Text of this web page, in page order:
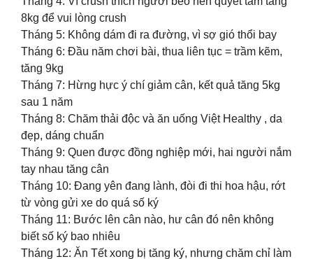
8kg để vui lòng crush
Tháng 5: Không dám đi ra đường, vì sợ gió thổi bay
Tháng 6: Đầu năm chơi bài, thua liên tục = trầm kẽm,
tăng 9kg
Tháng 7: Hừng hực ý chí giảm cân, kết quả tăng 5kg
sau 1 năm
Tháng 8: Chăm thải độc và ăn uống Việt Healthy , da
đẹp, dáng chuẩn
Tháng 9: Quen được đồng nghiệp mới, hai người nắm
tay nhau tăng cân
Tháng 10: Đang yên đang lành, đòi đi thi hoa hậu, rớt
từ vòng gửi xe do quá số ký
Tháng 11: Bước lên cân nào, hư cân đó nên không
biết số ký bao nhiêu
Tháng 12: Ăn Tết xong bị tăng ký, nhưng chăm chỉ làm